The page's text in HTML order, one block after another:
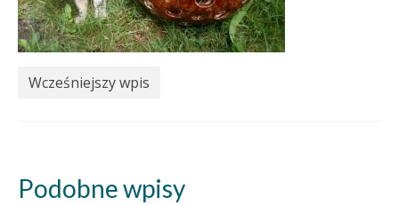
Wcześniejszy wpis
Podobne wpisy